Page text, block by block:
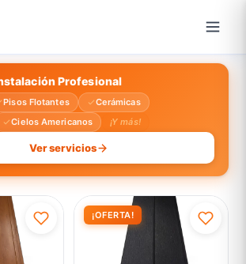
Profesional
Pisos Flotantes
Cerámicas
Cielos Americanos ¡Y más!
Ver servicios
¡OFERTA!